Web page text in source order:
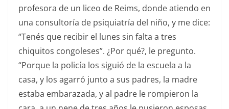
profesora de un liceo de Reims, donde atiendo en
una consultoría de psiquiatría del niño, y me dice:
“Tenés que recibir el lunes sin falta a tres
chiquitos congoleses”. ¿Por qué?, le pregunto.
“Porque la policía los siguió de la escuela a la
casa, y los agarró junto a sus padres, la madre
estaba embarazada, y al padre le rompieron la